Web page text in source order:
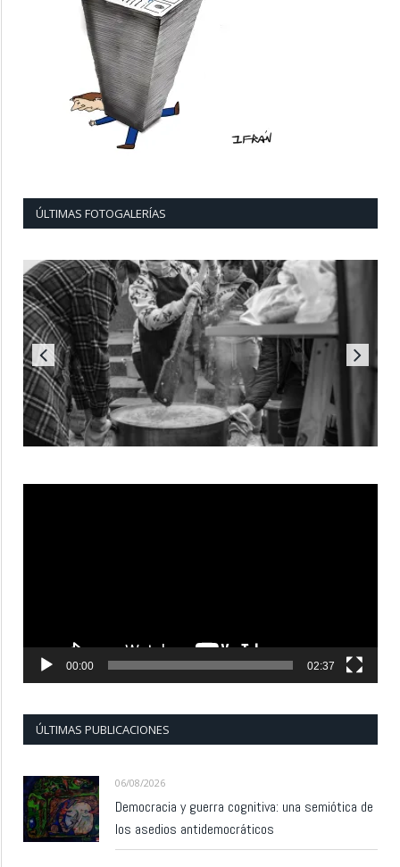
ÚLTIMAS FOTOGALERÍAS
00:00 02:37
ÚLTIMAS PUBLICACIONES
06/08/2026
Democracia y guerra cognitiva: una semiótica de
los asedios antidemocráticos